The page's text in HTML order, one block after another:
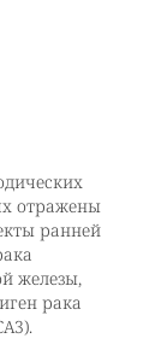
отражены
ранней
железы,
рака